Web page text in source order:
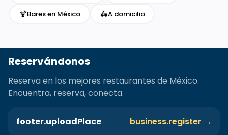
🍹Bares en México 🛵A domicilio
Reservándonos
Reserva en los mejores restaurantes de México.
Encuentra, reserva, conecta.
footer.uploadPlace business.register →